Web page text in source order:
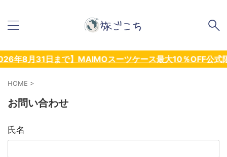
日まで】MAIMOスーツケース最大10％OFF公式限定クー
HOME >
お問い合わせ
氏名